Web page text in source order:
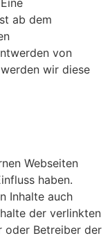
ab dem
von
wir diese
Webseiten
haben.
Inhalte auch
der verlinkten
oder Betreiber der